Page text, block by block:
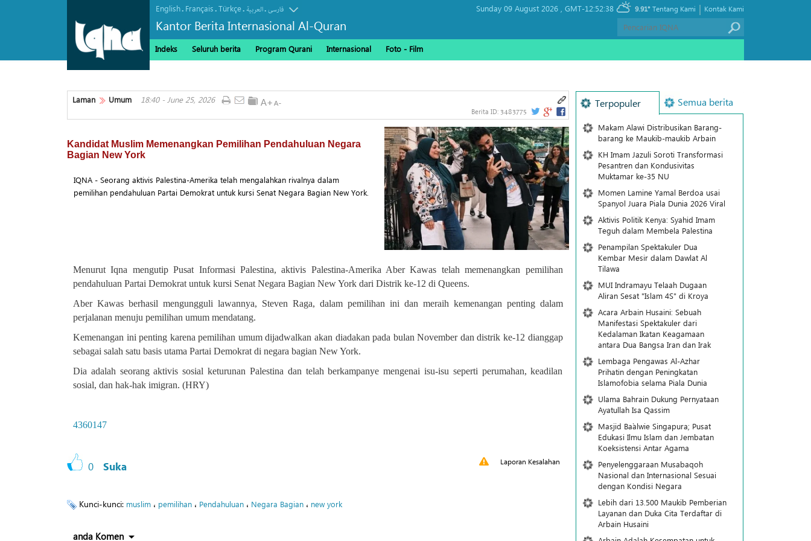
English. Français.Türkçe. العربیة.فارسی
Kantor Berita Internasional Al-Quran
Sunday 09 August 2026 , GMT-12:52:38 9.91° Kontak Kami
|
Tentang Kami
Indeks Seluruh berita Program Qurani Internasional Foto - Film
Laman Umum 18:40 - June 25, 2026
Berita ID: 3483775
Kandidat Muslim Memenangkan Pemilihan Pendahuluan Negara
Bagian New York
IQNA - Seorang aktivis Palestina-Amerika telah mengalahkan rivalnya dalam
pemilihan pendahuluan Partai Demokrat untuk kursi Senat Negara Bagian New York.
Menurut Iqna mengutip Pusat Informasi Palestina, aktivis Palestina-Amerika Aber Kawas telah memenangkan pemilihan
pendahuluan Partai Demokrat untuk kursi Senat Negara Bagian New York dari Distrik ke-12 di Queens.
Aber Kawas berhasil mengungguli lawannya, Steven Raga, dalam pemilihan ini dan meraih kemenangan penting dalam
perjalanan menuju pemilihan umum mendatang.
Kemenangan ini penting karena pemilihan umum dijadwalkan akan diadakan pada bulan November dan distrik ke-12 dianggap
sebagai salah satu basis utama Partai Demokrat di negara bagian New York.
Dia adalah seorang aktivis sosial keturunan Palestina dan telah berkampanye mengenai isu-isu seperti perumahan, keadilan
sosial, dan hak-hak imigran. (HRY)
4360147
0 Suka Laporan Kesalahan
Kunci-kunci: muslim ، pemilihan ، Pendahuluan ، Negara Bagian ، new york
anda Komen
Terpopuler Semua berita
Makam Alawi Distribusikan Barang-
barang ke Maukib-maukib Arbain
KH Imam Jazuli Soroti Transformasi
Pesantren dan Kondusivitas
Muktamar ke-35 NU
Momen Lamine Yamal Berdoa usai
Spanyol Juara Piala Dunia 2026 Viral
Aktivis Politik Kenya: Syahid Imam
Teguh dalam Membela Palestina
Penampilan Spektakuler Dua
Kembar Mesir dalam Dawlat Al
Tilawa
MUI Indramayu Telaah Dugaan
Aliran Sesat "Islam 4S" di Kroya
Acara Arbain Husaini: Sebuah
Manifestasi Spektakuler dari
Kedalaman Ikatan Keagamaan
antara Dua Bangsa Iran dan Irak
Lembaga Pengawas Al-Azhar
Prihatin dengan Peningkatan
Islamofobia selama Piala Dunia
Ulama Bahrain Dukung Pernyataan
Ayatullah Isa Qassim
Masjid Ba`alwie Singapura; Pusat
Edukasi Ilmu Islam dan Jembatan
Koeksistensi Antar Agama
Penyelenggaraan Musabaqoh
Nasional dan Internasional Sesuai
dengan Kondisi Negara
Lebih dari 13.500 Maukib Pemberian
Layanan dan Duka Cita Terdaftar di
Arbain Husaini